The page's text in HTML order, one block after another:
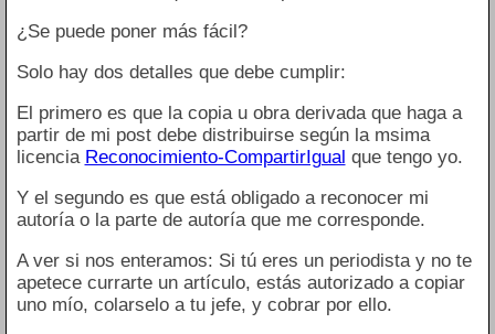
¿Se puede poner más fácil?
Solo hay dos detalles que debe cumplir:
El primero es que la copia u obra derivada que haga a
partir de mi post debe distribuirse según la msima
licencia Reconocimiento-CompartirIgual que tengo yo.
Y el segundo es que está obligado a reconocer mi
autoría o la parte de autoría que me corresponde.
A ver si nos enteramos: Si tú eres un periodista y no te
apetece currarte un artículo, estás autorizado a copiar
uno mío, colarselo a tu jefe, y cobrar por ello.